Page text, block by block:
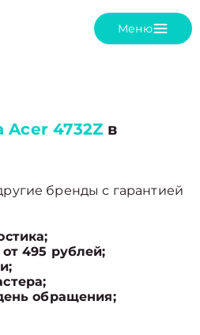
Меню
Acer 4732Z в
бренды с гарантией
495 рублей;
обращения;